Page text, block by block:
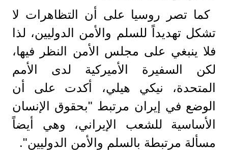
كما تصر روسيا على أن التظاهرات لا
تشكل تهديداً للسلم والأمن الدوليين، لذا
فلا ينبغي على مجلس الأمن النظر فيها،
لكن السفيرة الأميركية لدى الأمم
المتحدة، نيكي هيلي، أكدت على أن
الوضع في إيران مرتبط "بحقوق الإنسان
الأساسية للشعب الإيراني، وهي أيضاً
مسألة مرتبطة بالسلم والأمن الدوليين".